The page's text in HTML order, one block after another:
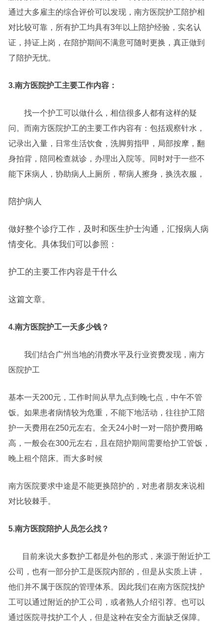
通过大多雇主的综合评价可以发现，南方医院护工陪护相
对比较可靠，所有护工均具有3年以上陪护经验，实名认
证，持证上岗，在陪护期间不满意可随时更换，真正做到
了陪护无忧。
3.南方医院护工主要工作内容：
找一个护工可以做什么，相信很多人都有这样的疑
问。而南方医院护工的主要工作内容有：包括观察针水，
记录出入量，日常生活饮食，洗脚剪指甲，局部按摩，翻
身拍背，陪同检查就诊，办理出入院等。同时对于一些不
能下床病人，协助病人上厕所，帮病人擦身，换洗衣服，
陪护病人
做好整个诊疗工作，及时和医生护士沟通，汇报病人病
情变化。具体我们可以参照：
护工的主要工作内容是干什么
这篇文章。
4.南方医院护工一天多少钱？
我们结合广州当地的消费水平及行业资费发现，南方
医院护工
基本一天200元，工作时间从早九点到晚七点，中午不管
饭。如果患者病情较为危重，不能下地活动，往往护工陪
护一天费用在250元左右。全天24小时一对一陪护费用略
高，一般会在300元左右，且在陪护期间需要给护工管饭，
晚上租个陪床。而大多时候
南方医院要求中途是不能更换陪护的，对患者朋友来说相
对比较棘手。
5.南方医院陪护人员怎么找？
目前来说大多数护工都是外包的形式，来源于附近护工
公司，也有一部分护工是医院内部的，但是从实质上讲，
他们并不属于医院的管理体系。因此我们在南方医院找护
工可以通过附近的护工公司，或者熟人介绍引荐。也可以
通过医院寻找护工个人，但是这种在安全方面缺乏保障。